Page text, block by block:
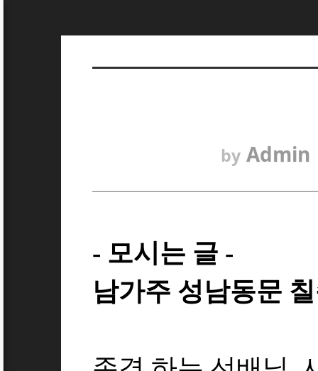
by Admin
- 모시는 글 -
남가주 성남동문